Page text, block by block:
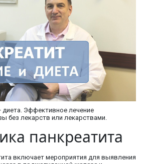
диета. Эффективное лечение
без лекарств или лекарствами.
панкреатита
включает мероприятия для выявления